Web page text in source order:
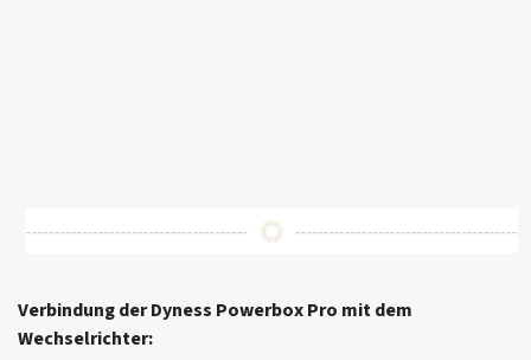
Verbindung der Dyness Powerbox Pro mit dem
Wechselrichter: